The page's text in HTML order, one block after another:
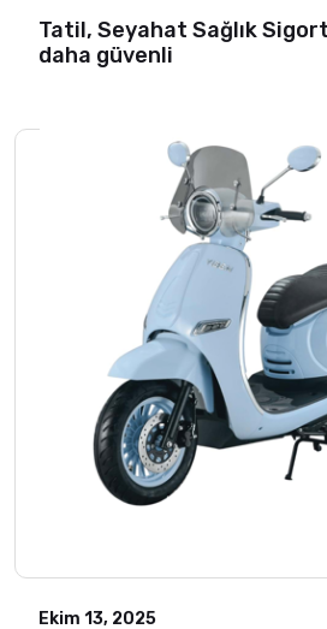
Tatil, Seyahat Sağlık
daha güvenli
Ekim 13, 2025